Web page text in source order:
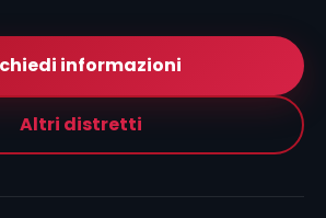
informazioni
Altri distretti